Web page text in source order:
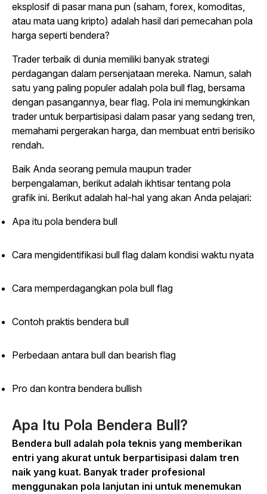
eksplosif di pasar mana pun (saham, forex, komoditas,
atau mata uang kripto) adalah hasil dari pemecahan pola
harga seperti bendera?
Trader terbaik di dunia memiliki banyak strategi
perdagangan dalam persenjataan mereka. Namun, salah
satu yang paling populer adalah pola bull flag, bersama
dengan pasangannya, bear flag. Pola ini memungkinkan
trader untuk berpartisipasi dalam pasar yang sedang tren,
memahami pergerakan harga, dan membuat entri berisiko
rendah.
Baik Anda seorang pemula maupun trader
berpengalaman, berikut adalah ikhtisar tentang pola
grafik ini. Berikut adalah hal-hal yang akan Anda pelajari:
Apa itu pola bendera bull
Cara mengidentifikasi bull flag dalam kondisi waktu nyata
Cara memperdagangkan pola bull flag
Contoh praktis bendera bull
Perbedaan antara bull dan bearish flag
Pro dan kontra bendera bullish
Apa Itu Pola Bendera Bull?
Bendera bull adalah pola teknis yang memberikan
entri yang akurat untuk berpartisipasi dalam tren
naik yang kuat. Banyak trader profesional
menggunakan pola lanjutan ini untuk menemukan